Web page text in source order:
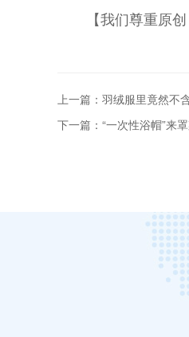
【我们尊重原
上一篇：羽绒服里竟然不
下一篇：“一次性浴帽”来